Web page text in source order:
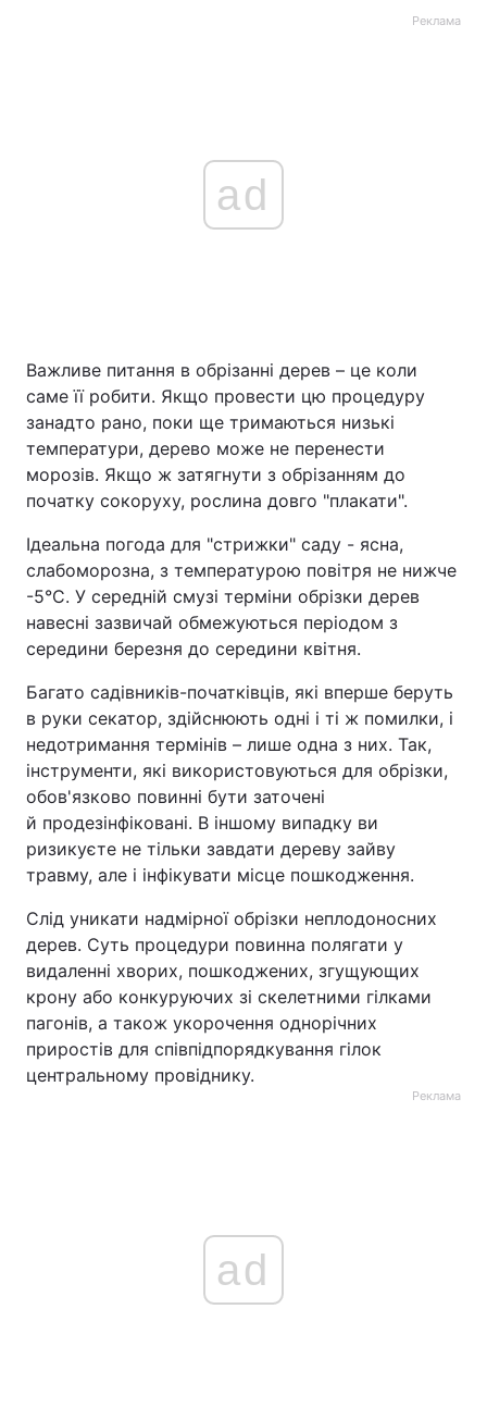
Реклама
ad
Важливе питання в обрізанні дерев – це коли
саме її робити. Якщо провести цю процедуру
занадто рано, поки ще тримаються низькі
температури, дерево може не перенести
морозів. Якщо ж затягнути з обрізанням до
початку сокоруху, рослина довго "плакати".
Ідеальна погода для "стрижки" саду - ясна,
слабоморозна, з температурою повітря не нижче
-5°C. У середній смузі терміни обрізки дерев
навесні зазвичай обмежуються періодом з
середини березня до середини квітня.
Багато садівників-початківців, які вперше беруть
в руки секатор, здійснюють одні і ті ж помилки, і
недотримання термінів – лише одна з них. Так,
інструменти, які використовуються для обрізки,
обов'язково повинні бути заточені
й продезінфіковані. В іншому випадку ви
ризикуєте не тільки завдати дереву зайву
травму, але і інфікувати місце пошкодження.
Слід уникати надмірної обрізки неплодоносних
дерев. Суть процедури повинна полягати у
видаленні хворих, пошкоджених, згущующих
крону або конкуруючих зі скелетними гілками
пагонів, а також укорочення однорічних
приростів для співпідпорядкування гілок
центральному провіднику.
Реклама
ad